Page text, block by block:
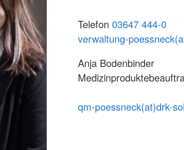
Telefon 03647 444-0
verwaltung-
Anja Bodenbinder
qm-poessneck(at)drk-